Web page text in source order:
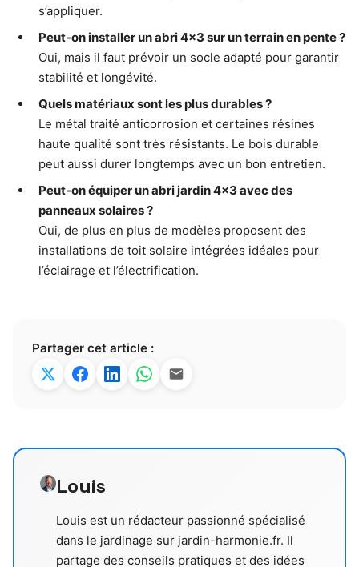
s’appliquer.
Peut-on installer un abri 4×3 sur un terrain en pente ?
Oui, mais il faut prévoir un socle adapté pour garantir
stabilité et longévité.
Quels matériaux sont les plus durables ?
Le métal traité anticorrosion et certaines résines
haute qualité sont très résistants. Le bois durable
peut aussi durer longtemps avec un bon entretien.
Peut-on équiper un abri jardin 4×3 avec des
panneaux solaires ?
Oui, de plus en plus de modèles proposent des
installations de toit solaire intégrées idéales pour
l’éclairage et l’électrification.
Partager cet article :
Louis
Louis est un rédacteur passionné spécialisé
dans le jardinage sur jardin-harmonie.fr. Il
partage des conseils pratiques et des idées